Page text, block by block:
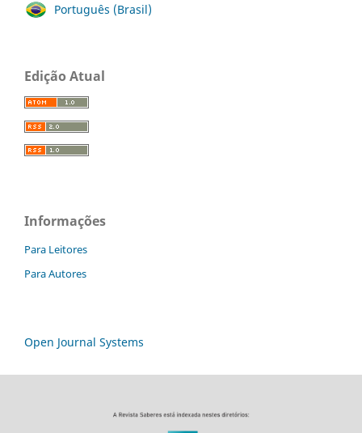
Português (Brasil)
Edição Atual
Informações
Para Leitores
Para Autores
Open Journal Systems